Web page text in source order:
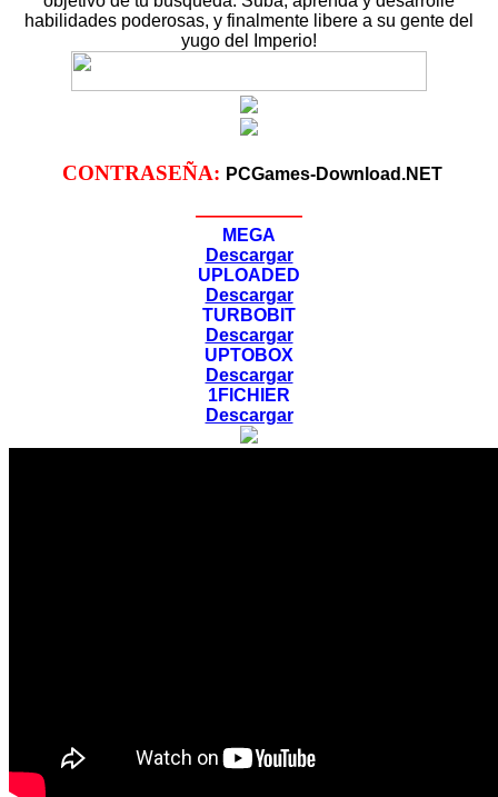
habilidades poderosas, y finalmente libere a su gente del
yugo del Imperio!
CONTRASEÑA: PCGames-Download.NET
——————
MEGA
Descargar
UPLOADED
Descargar
TURBOBIT
Descargar
UPTOBOX
Descargar
1FICHIER
Descargar